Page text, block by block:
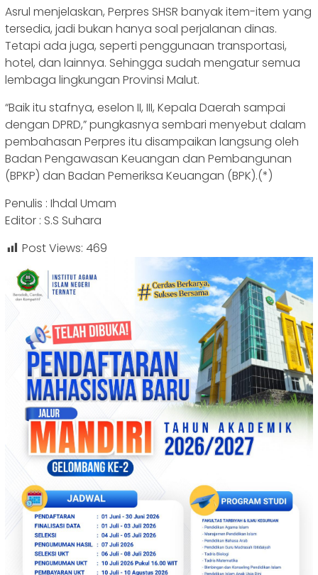
Asrul menjelaskan, Perpres SHSR banyak item-item yang
tersedia, jadi bukan hanya soal perjalanan dinas.
Tetapi ada juga, seperti penggunaan transportasi,
hotel, dan lainnya. Sehingga sudah mengatur semua
lembaga lingkungan Provinsi Malut.
“Baik itu stafnya, eselon II, III, Kepala Daerah sampai
dengan DPRD,” pungkasnya sembari menyebut dalam
pembahasan Perpres itu disampaikan langsung oleh
Badan Pengawasan Keuangan dan Pembangunan
(BPKP) dan Badan Pemeriksa Keuangan (BPK).(*)
Penulis : Ihdal Umam
Editor : S.S Suhara
Post Views: 469